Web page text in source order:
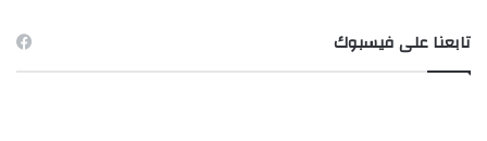
تابعنا على فيسبوك